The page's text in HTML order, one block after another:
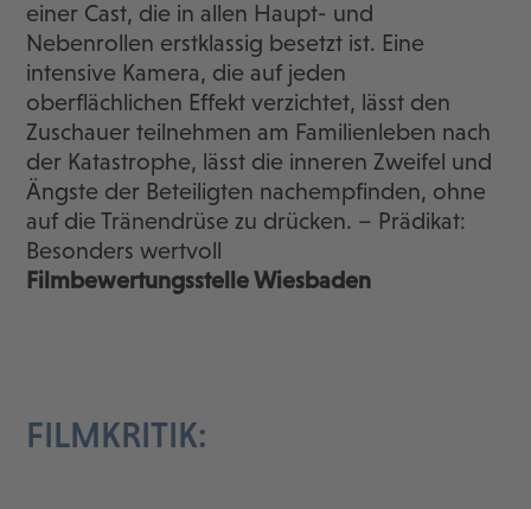
einer Cast, die in allen Haupt- und
Nebenrollen erstklassig besetzt ist. Eine
intensive Kamera, die auf jeden
oberflächlichen Effekt verzichtet, lässt den
Zuschauer teilnehmen am Familienleben nach
der Katastrophe, lässt die inneren Zweifel und
Ängste der Beteiligten nachempfinden, ohne
auf die Tränendrüse zu drücken. – Prädikat:
Besonders wertvoll
Filmbewertungsstelle Wiesbaden
FILMKRITIK: